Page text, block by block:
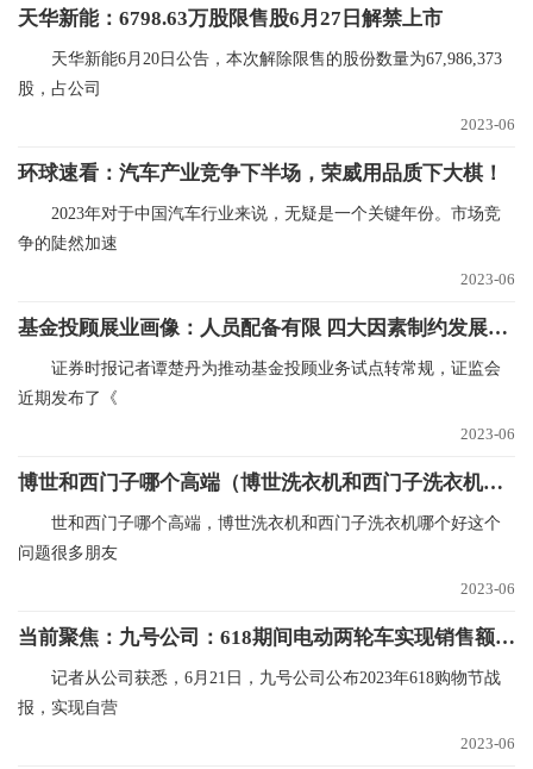
天华新能：6798.63万股限售股6月27日解禁上市
天华新能6月20日公告，本次解除限售的股份数量为67,986,373
股，占公司
2023-06
环球速看：汽车产业竞争下半场，荣威用品质下大棋！
2023年对于中国汽车行业来说，无疑是一个关键年份。市场竞
争的陡然加速
2023-06
基金投顾展业画像：人员配备有限 四大因素制约发展_今日热闻
证券时报记者谭楚丹为推动基金投顾业务试点转常规，证监会
近期发布了《
2023-06
博世和西门子哪个高端（博世洗衣机和西门子洗衣机哪个好）_全球今日讯
世和西门子哪个高端，博世洗衣机和西门子洗衣机哪个好这个
问题很多朋友
2023-06
当前聚焦：九号公司：618期间电动两轮车实现销售额6.85亿元 同比增长101%
记者从公司获悉，6月21日，九号公司公布2023年618购物节战
报，实现自营
2023-06